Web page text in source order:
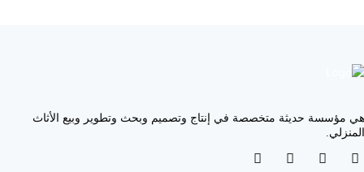
هي مؤسسة حديثة متخصصة في إنتاج وتصميم وبحث وتطوير وبيع الأثاث
المنزلي.